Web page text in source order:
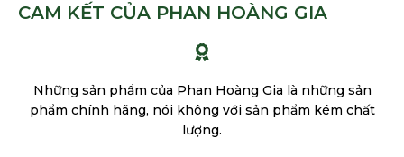
CAM KẾT CỦA PHAN HOÀNG GIA
Những sản phẩm của Phan Hoàng Gia là những sản
phẩm chính hãng, nói không với sản phẩm kém chất
lượng.